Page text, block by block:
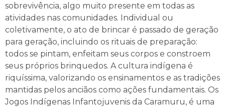
sobrevivência, algo muito presente em todas as
atividades nas comunidades. Individual ou
coletivamente, o ato de brincar é passado de geração
para geração, incluindo os rituais de preparação:
todos se pintam, enfeitam seus corpos e constroem
seus próprios brinquedos. A cultura indígena é
riquíssima, valorizando os ensinamentos e as tradições
mantidas pelos anciãos como ações fundamentais. Os
Jogos Indígenas Infantojuvenis da Caramuru, é uma